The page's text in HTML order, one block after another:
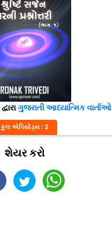
દ્વારાગુજરાતી આધ્યાત્મિક વાર્તાઓ
કુલ એપિસોડ્સ : 2
શેયર કરો